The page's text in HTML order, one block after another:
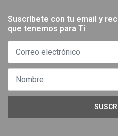
Suscríbete con tu email y
que tenemos para Ti